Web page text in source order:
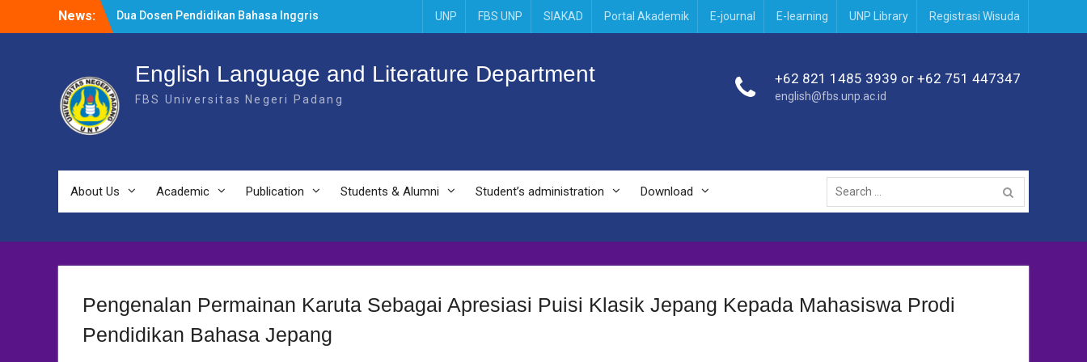
News:
Dosen Depbing laksanakan kegiatan
Internasional di Chiang Mai University
FBS UNP Perkuat Kesiapan Tiga Prodi
Menuju Akreditasi Unggul
Dua Dosen Pendidikan Bahasa Inggris
Menjadi Pemateri Workshop TOEFL
UNP FBS UNP SIAKAD Portal Akademik E-journal E-learning UNP Library Registrasi Wisuda
English Language and Literature Department
FBS Universitas Negeri Padang
+62 821 1485 3939 or +62 751 447347
english@fbs.unp.ac.id
About Us Academic Publication Students & Alumni Student’s administration Download
Search
for:
Pengenalan Permainan Karuta Sebagai Apresiasi Puisi Klasik Jepang Kepada Mahasiswa Prodi
Pendidikan Bahasa Jepang